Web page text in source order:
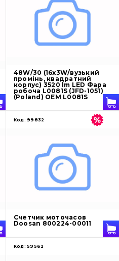
фиксаторы
48W/30 (16x3W/вузький
промінь, квадратний
корпус) 3520 lm LED Фара
робоча L0081S (JFD-1051)
(Poland) OEM L0081S
Код: 99832
Счетчик моточасов
Doosan 800224-00011
Код: 59562